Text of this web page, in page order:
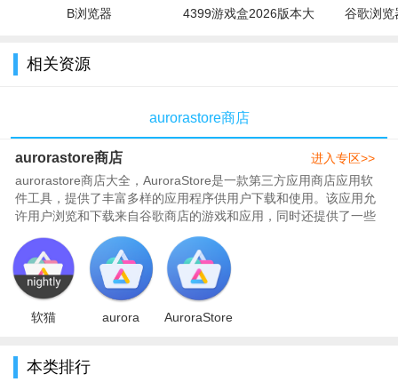
B浏览器
4399游戏盒2026版本大
谷歌浏览
相关资源
aurorastore商店
aurorastore商店
aurorastore商店大全，AuroraStore是一款第三方应用商店应用软
件工具，提供了丰富多样的应用程序供用户下载和使用。该应用允
许用户浏览和下载来自谷歌商店的游戏和应用，同时还提供了一些
独有的功能，如隐藏应用的广告和跟踪器，简洁直观的用户界面，
289整理了aurorastore商店大全，包含了中文版、最新版、免费
版、安卓版等等内容，需要的快快来289下载吧。..
进入专区>>
软猫
新版本
aurora
AuroraStore
本类排行